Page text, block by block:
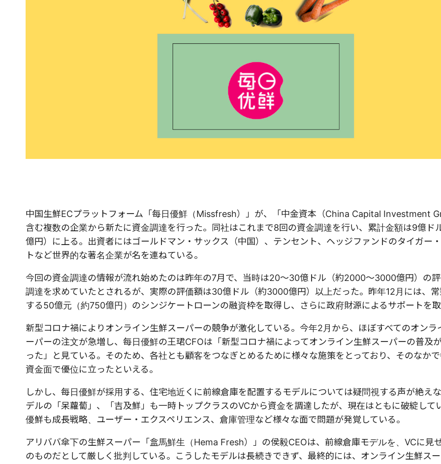
中国生鮮ECプラットフォーム「每日優鮮（Missfresh）」が、「中金資本（China Capital Investment
含む複数の企業から新たに資金調達を行った。同社はこれまで8回の資金調達を行い、累計金額は9億ド
億円）に上る。出資者にはゴールドマン・サックス（中国）、テンセント、ヘッジファンドのタイガー
トなど世界的な著名企業が名を連ねている。
今回の資金調達の情報が流れ始めたのは昨年の7月で、当時は20〜30億ドル（約2000〜3000億円）の
調達を求めていたとされるが、実際の評価額は30億ドル（約3000億円）以上だった。昨年12月には、
する50億元（約750億円）のシンジケートローンの融資枠を取得し、さらに政府財源によるサポートを
新型コロナ禍によりオンライン生鮮スーパーの競争が激化している。今年2月から、ほぼすべてのオンラ
ーパーの注文が急増し、每日優鮮の王珺CFOは「新型コロナ禍によってオンライン生鮮スーパーの普及
った」と見ている。そのため、各社とも顧客をつなぎとめるために様々な施策をとっており、そのなか
資金面で優位に立ったといえる。
しかし、每日優鮮が採用する、住宅地近くに前線倉庫を配置するモデルについては疑問視する声が絶え
デルの「呆蘿蔔」、「吉及鮮」も一時トップクラスのVCから資金を調達したが、現在はともに破綻して
優鮮も成長戦略、ユーザー・エクスペリエンス、倉庫管理など様々な面で問題が発覚している。
アリババ傘下の生鮮スーパー「盒馬鮮生（Hema Fresh）」の侯毅CEOは、前線倉庫モデルを、VCに見
のものだとして厳しく批判している。こうしたモデルは長続きできず、最終的には、オンライン生鮮ス